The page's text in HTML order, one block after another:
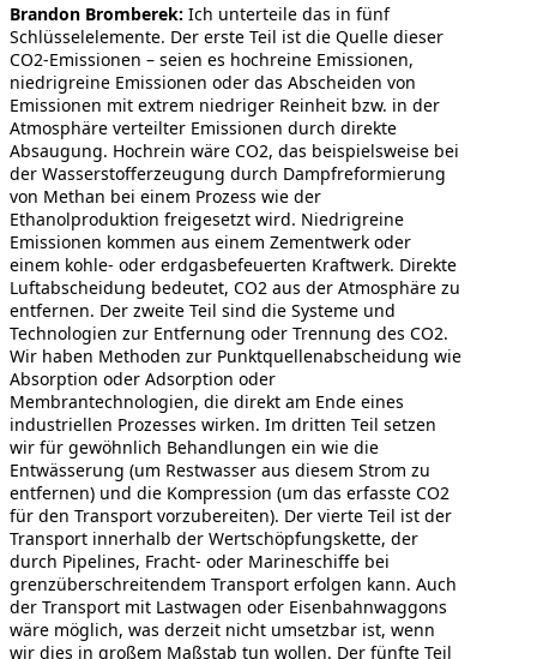
Brandon Bromberek: Ich unterteile das in fünf
Schlüsselelemente. Der erste Teil ist die Quelle dieser
CO2-Emissionen – seien es hochreine Emissionen,
niedrigreine Emissionen oder das Abscheiden von
Emissionen mit extrem niedriger Reinheit bzw. in der
Atmosphäre verteilter Emissionen durch direkte
Absaugung. Hochrein wäre CO2, das beispielsweise bei
der Wasserstofferzeugung durch Dampfreformierung
von Methan bei einem Prozess wie der
Ethanolproduktion freigesetzt wird. Niedrigreine
Emissionen kommen aus einem Zementwerk oder
einem kohle- oder erdgasbefeuerten Kraftwerk. Direkte
Luftabscheidung bedeutet, CO2 aus der Atmosphäre zu
entfernen. Der zweite Teil sind die Systeme und
Technologien zur Entfernung oder Trennung des CO2.
Wir haben Methoden zur Punktquellenabscheidung wie
Absorption oder Adsorption oder
Membrantechnologien, die direkt am Ende eines
industriellen Prozesses wirken. Im dritten Teil setzen
wir für gewöhnlich Behandlungen ein wie die
Entwässerung (um Restwasser aus diesem Strom zu
entfernen) und die Kompression (um das erfasste CO2
für den Transport vorzubereiten). Der vierte Teil ist der
Transport innerhalb der Wertschöpfungskette, der
durch Pipelines, Fracht- oder Marineschiffe bei
grenzüberschreitendem Transport erfolgen kann. Auch
der Transport mit Lastwagen oder Eisenbahnwaggons
wäre möglich, was derzeit nicht umsetzbar ist, wenn
wir dies in großem Maßstab tun wollen. Der fünfte Teil